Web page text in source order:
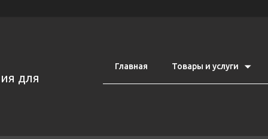
для
Главная Товары и услуги